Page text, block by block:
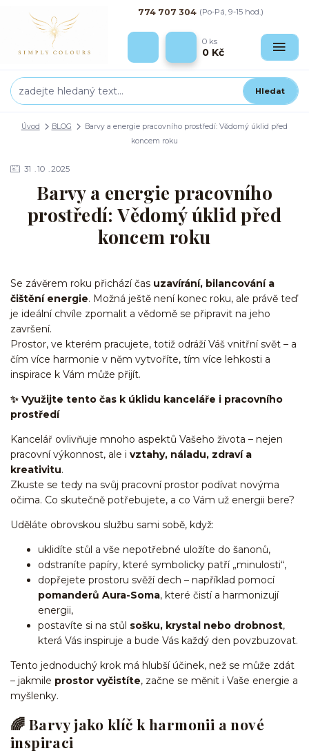
Hledat
774 707 304 (Po-Pá, 9-15 hod.)
0 ks
0 Kč
Úvod BLOG
Barvy a energie pracovního prostředí: Vědomý úklid před
koncem roku
31 10 2025
Barvy a energie pracovního
prostředí: Vědomý úklid před
koncem roku
Se závěrem roku přichází čas uzavírání, bilancování a
čištění energie. Možná ještě není konec roku, ale právě teď
je ideální chvíle zpomalit a vědomě se připravit na jeho
završení.
Prostor, ve kterém pracujete, totiž odráží Váš vnitřní svět – a
čím více harmonie v něm vytvoříte, tím více lehkosti a
inspirace k Vám může přijít.
✨ Využijte tento čas k úklidu kanceláře i pracovního
prostředí
Kancelář ovlivňuje mnoho aspektů Vašeho života – nejen
pracovní výkonnost, ale i vztahy, náladu, zdraví a
kreativitu.
Zkuste se tedy na svůj pracovní prostor podívat novýma
očima. Co skutečně potřebujete, a co Vám už energii bere?
Uděláte obrovskou službu sami sobě, když:
uklidíte stůl a vše nepotřebné uložíte do šanonů,
odstraníte papíry, které symbolicky patří „minulosti“,
dopřejete prostoru svěží dech – například pomocí
pomanderů Aura-Soma, které čistí a harmonizují
energii,
postavíte si na stůl sošku, krystal nebo drobnost,
která Vás inspiruje a bude Vás každý den povzbuzovat.
Tento jednoduchý krok má hlubší účinek, než se může zdát
– jakmile prostor vyčistíte, začne se měnit i Vaše energie a
myšlenky.
🌈 Barvy jako klíč k harmonii a nové
inspiraci